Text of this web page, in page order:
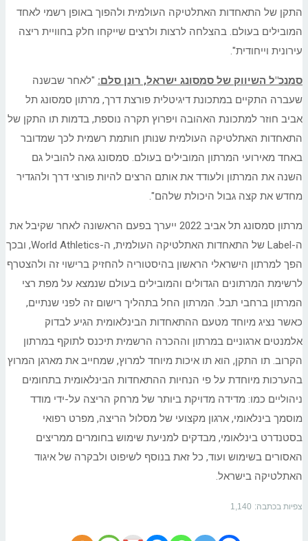
התקן של התאחדות האתלטיקה העולמית ולהפוך באופן רשמי לאחד
המובילים בעולם. בהצלחה לרצות ולרצים שייקחו חלק בחוויית ריצה
עירונית וייחודית".
סמנכ"ל השיווק של סמסונג ישראל, רונן סלם: "לאחר שבשנה
שעברה התקיים במתכונת דיגיטלית פורצת דרך, מרתון סמסונג תל
אביב חוזר למתכונת האהובה ויפרוץ תקרה נוספת, בדמות תו התקן של
התאחדות האתלטיקה העולמית שנותן חותמת רשמית לכך שמדובר
באחד מאירועי המרתון המובילים בעולם. סמסונג גאה להוביל גם
השנה את המרתון ולעודד את אותם הרצים להיות פורצי דרך ולהגדיר
מחדש את קצה גבול היכולת שלהם".
מרתון סמסונג תל אביב 2022 ייערך בפעם הראשונה לאחר שקיבל את
ה-Label של התאחדות האתלטיקה העולמית, ה-World Athletics, ובכך
הפך למרתון הישראלי הראשון בהיסטוריה להחזיק ברישוי זה ולהצטרף
לרשימת המרתונים הגדולים והמובילים בעולם שנמצא על מפת רצי
המרתון ברחבי תבל. המרתון החל בתהליך רישום זה לפני שנתיים,
כאשר נציג מיוחד מטעם ההתאחדות הבינלאומית הגיע לבדוק
אלמנטים ארגוניים במרתון וההכרה הרשמית תיכנס לתוקף במרתון
הקרוב. תו התקן, הוא תו איכות מיוחד למרוץ, שמחייב את מארגן המרוץ
בהערכות מיוחדת על פי הנחיות ההתאחדות הבינלאומית בתחומים
ניהוליים כמו: מדידה מדויקת ביותר של מרחק הריצה על-ידי מודד
מוסמך בינלאומי, ארגון מקצועי של מסלול הריצה, מפרט רפואי
בסטנדרט בינלאומי, מבדקים למניעת שימוש בחומרים ממריצים
האסורים בשימוש ועוד, כל זאת בנוסף לשיפוט ולבקרה של איגוד
האתלטיקה בישראל.
צפיות בכתבה: 1,140